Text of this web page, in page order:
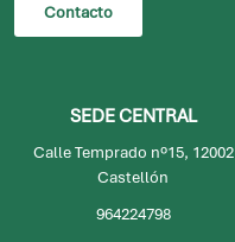
Contacto
SEDE CENTRAL
Calle Temprado nº15, 12002
Castellón
964224798